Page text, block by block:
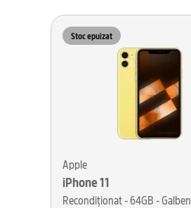
Stoc epuizat
Apple
iPhone 11
Recondiționat - 64GB - Galben